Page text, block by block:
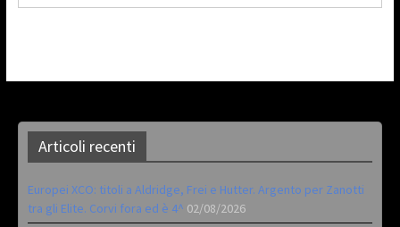
Articoli recenti
Europei XCO: titoli a Aldridge, Frei e Hutter. Argento per Zanotti
tra gli Elite. Corvi fora ed è 4^ 02/08/2026